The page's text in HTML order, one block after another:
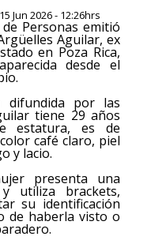
Jun 2026 - 12:26hrs
Personas emitió
Aguilar, ex
en Poza Rica,
desde el
difundida por las
tiene 29 años
estatura, es de
café claro, piel
y lacio.
presenta una
utiliza brackets,
su identificación
de haberla visto o